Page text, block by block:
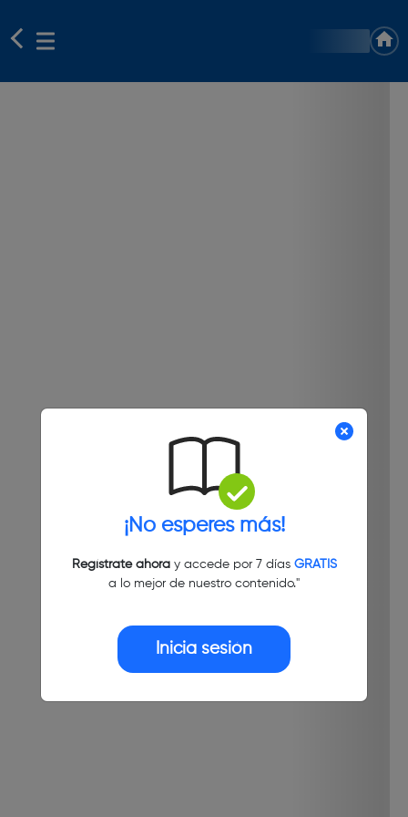
¡No esperes más!
Regístrate ahoray accede por 7 días GRATIS
a lo mejor de nuestro contenido."
Inicia sesión